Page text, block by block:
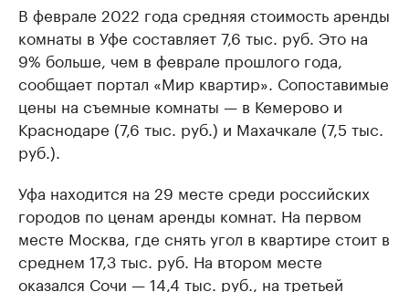
В феврале 2022 года средняя стоимость аренды
комнаты в Уфе составляет 7,6 тыс. руб. Это на
9% больше, чем в феврале прошлого года,
сообщает портал «Мир квартир». Сопоставимые
цены на съемные комнаты — в Кемерово и
Краснодаре (7,6 тыс. руб.) и Махачкале (7,5 тыс.
руб.).
Уфа находится на 29 месте среди российских
городов по ценам аренды комнат. На первом
месте Москва, где снять угол в квартире стоит в
среднем 17,3 тыс. руб. На втором месте
оказался Сочи — 14,4 тыс. руб., на третьей